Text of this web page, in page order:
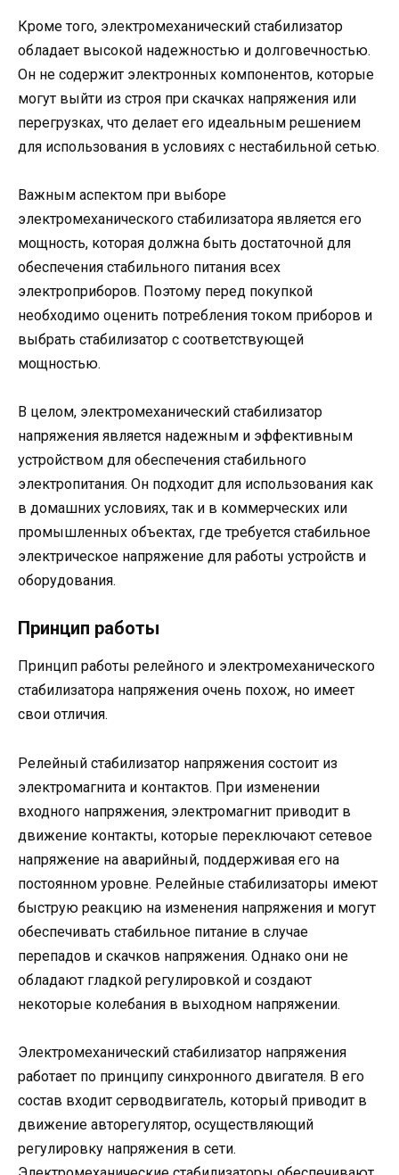
Кроме того, электромеханический стабилизатор
обладает высокой надежностью и долговечностью.
Он не содержит электронных компонентов, которые
могут выйти из строя при скачках напряжения или
перегрузках, что делает его идеальным решением
для использования в условиях с нестабильной сетью.
Важным аспектом при выборе
электромеханического стабилизатора является его
мощность, которая должна быть достаточной для
обеспечения стабильного питания всех
электроприборов. Поэтому перед покупкой
необходимо оценить потребления током приборов и
выбрать стабилизатор с соответствующей
мощностью.
В целом, электромеханический стабилизатор
напряжения является надежным и эффективным
устройством для обеспечения стабильного
электропитания. Он подходит для использования как
в домашних условиях, так и в коммерческих или
промышленных объектах, где требуется стабильное
электрическое напряжение для работы устройств и
оборудования.
Принцип работы
Принцип работы релейного и электромеханического
стабилизатора напряжения очень похож, но имеет
свои отличия.
Релейный стабилизатор напряжения состоит из
электромагнита и контактов. При изменении
входного напряжения, электромагнит приводит в
движение контакты, которые переключают сетевое
напряжение на аварийный, поддерживая его на
постоянном уровне. Релейные стабилизаторы имеют
быструю реакцию на изменения напряжения и могут
обеспечивать стабильное питание в случае
перепадов и скачков напряжения. Однако они не
обладают гладкой регулировкой и создают
некоторые колебания в выходном напряжении.
Электромеханический стабилизатор напряжения
работает по принципу синхронного двигателя. В его
состав входит серводвигатель, который приводит в
движение авторегулятор, осуществляющий
регулировку напряжения в сети.